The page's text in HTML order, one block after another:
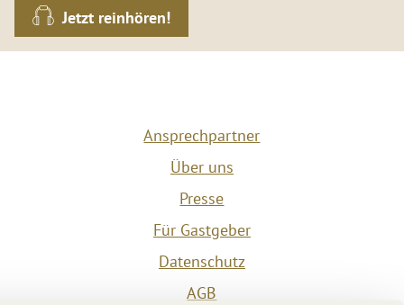
Jetzt reinhören!
Ansprechpartner
Über uns
Presse
Für Gastgeber
Datenschutz
AGB